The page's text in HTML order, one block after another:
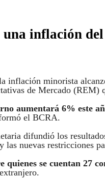
inflación
inflación minorista
de Mercado (REM)
aumentará 6% este
el BCRA.
difundió los
nuevas restricciones
se cuentan 27